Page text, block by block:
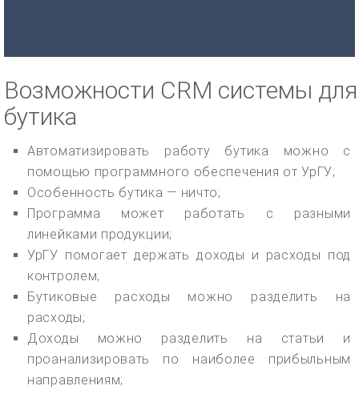
Возможности CRM системы для
бутика
Автоматизировать работу бутика можно с
помощью программного обеспечения от УрГУ;
Особенность бутика — ничто;
Программа может работать с разными
линейками продукции;
УрГУ помогает держать доходы и расходы под
контролем;
Бутиковые расходы можно разделить на
расходы;
Доходы можно разделить на статьи и
проанализировать по наиболее прибыльным
направлениям;